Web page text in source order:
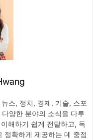
스, 정치, 경제, 기술, 스포
양한 분야의 소식을 다루
해하기 쉽게 전달하고, 독
정확하게 제공하는 데 중점